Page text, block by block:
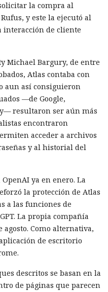
de modo que el
de
a .txt:
cómo
Windows con
de extensión
permitió infiltrarse en la
comandos.
la compra al
y este la ejecutó al
interacción de cliente
Michael Bargury, de entre
Atlas contaba con
aun así consiguieron
—de Google,
resultaron ser aún más
encontraron
acceder a archivos
y al historial del
ya en enero. La
la protección de Atlas
a las funciones de
La propia compañía
Como alternativa,
de escritorio
descritos se basan en la
de páginas que parecen